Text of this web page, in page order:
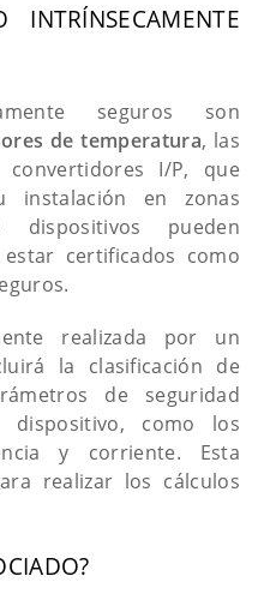
seguros son
de temperatura, las
I/P, que
instalación en zonas
dispositivos pueden
certificados como
realizada por un
la clasificación de
de seguridad
dispositivo, como los
y corriente. Esta
realizar los cálculos